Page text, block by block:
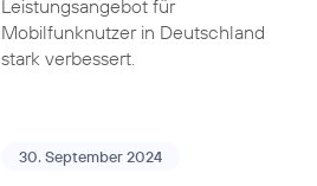
Leistungsangebot für
Mobilfunknutzer in Deutschland
stark verbessert.
30. September 2024